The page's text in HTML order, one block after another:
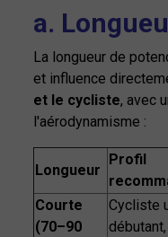
a.
La longueur de
et influence
et le cycliste, avec
l'aérodynamisme :
Longueur
Profil
Courte
(70–90
Cycliste